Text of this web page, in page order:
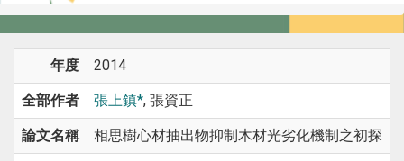
年度 2014
全部作者 張上鎮*, 張資正
論文名稱 相思樹心材抽出物抑制木材光劣化機制之初探